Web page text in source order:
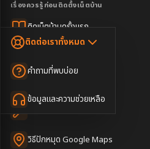
เน็ตบ้านพร้อมกล่องทีวี
เน็ตบ้าน + Netflix
เน็ตบ้าน + บริการเสริม
เน็ตบ้านแรงทุกชั้น
Dongle เน็ตสำรอง
เรื่องควรรู้ก่อนติดตั้งเน็ตบ้าน
ติดเน็ตบ้านครั้งแรก
เทคนิคขอคิวช่างได้ไว
วิธีปักหมุด Google Maps
ติดต่อเราทั้งหมด
คำถามที่พบบ่อย
ข้อมูลและความช่วยเหลือ
🇹🇭🇬🇧
รับติดตั้งเน็